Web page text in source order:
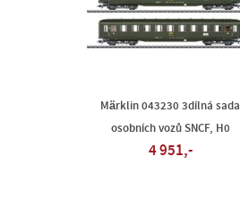
Märklin 043230 3dílná sada
osobních vozů SNCF, H0
4 951,-